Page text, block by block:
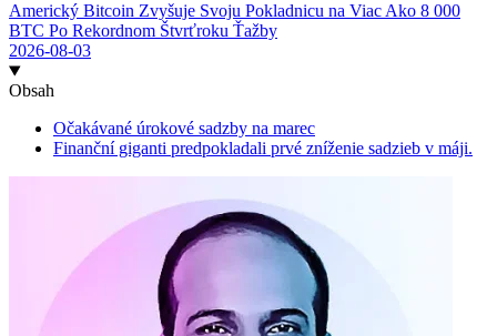
Americký Bitcoin Zvyšuje Svoju Pokladnicu na Viac Ako 8 000
BTC Po Rekordnom Štvrťroku Ťažby
2026-08-03
Obsah
Očakávané úrokové sadzby na marec
Finanční giganti predpokladali prvé zníženie sadzieb v máji.